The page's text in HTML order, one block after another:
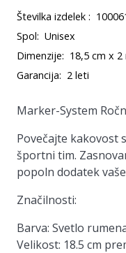
Številka izdelek :
Spol: Unisex
Dimenzije: 18,5 cm x 2
Garancija: 2 leti
Marker-System
Povečajte kakovost
športni tim.
popoln dodatek
Značilnosti:
Barva: Svetlo
Velikost: 18.5 cm